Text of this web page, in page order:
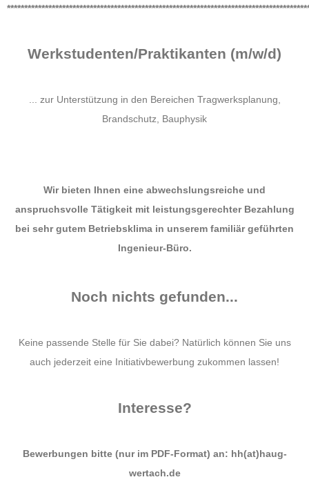
Werkstudenten/Praktikanten (m/w/d)
... zur Unterstützung in den Bereichen Tragwerksplanung,
Brandschutz, Bauphysik
Wir bieten Ihnen eine abwechslungsreiche und
anspruchsvolle Tätigkeit mit leistungsgerechter Bezahlung
bei sehr gutem Betriebsklima in unserem familiär geführten
Ingenieur-Büro.
Noch nichts gefunden...
Keine passende Stelle für Sie dabei? Natürlich können Sie uns
auch jederzeit eine Initiativbewerbung zukommen lassen!
Interesse?
Bewerbungen bitte (nur im PDF-Format) an: hh(at)haug-
wertach.de